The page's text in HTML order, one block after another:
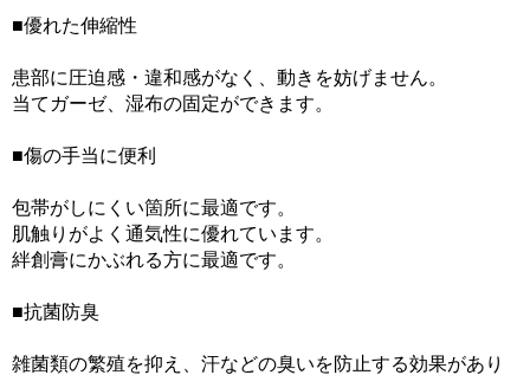
■優れた伸縮性
患部に圧迫感・違和感がなく、動きを妨げません。
当てガーゼ、湿布の固定ができます。
■傷の手当に便利
包帯がしにくい箇所に最適です。
肌触りがよく通気性に優れています。
絆創膏にかぶれる方に最適です。
■抗菌防臭
雑菌類の繁殖を抑え、汗などの臭いを防止する効果があり